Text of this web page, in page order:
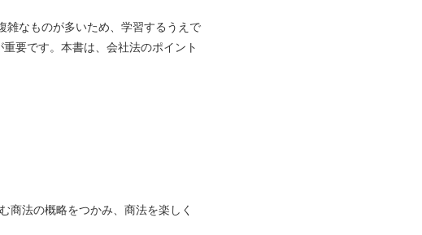
なものが多いため、学習するうえで
要です。本書は、会社法のポイント
商法の概略をつかみ、商法を楽しく